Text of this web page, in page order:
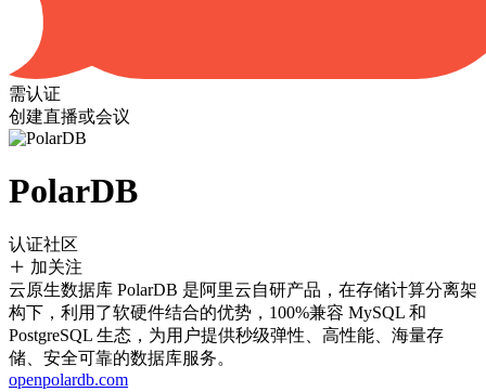
需认证
创建直播或会议
PolarDB
认证社区
加关注
云原生数据库 PolarDB 是阿里云自研产品，在存储计算分离架
构下，利用了软硬件结合的优势，100%兼容 MySQL 和
PostgreSQL 生态，为用户提供秒级弹性、高性能、海量存
储、安全可靠的数据库服务。
openpolardb.com